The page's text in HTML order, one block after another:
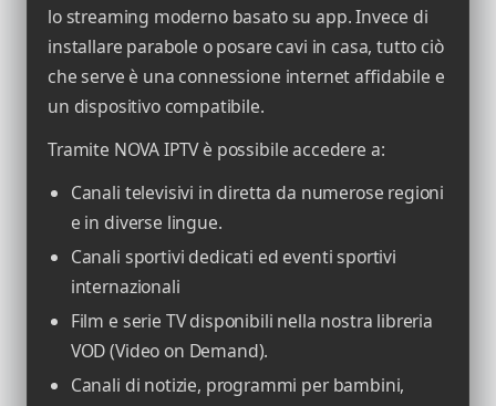
lo streaming moderno basato su app. Invece di
installare parabole o posare cavi in casa, tutto ciò
che serve è una connessione internet affidabile e
un dispositivo compatibile.
Tramite NOVA IPTV è possibile accedere a:
Canali televisivi in diretta da numerose regioni
e in diverse lingue.
Canali sportivi dedicati ed eventi sportivi
internazionali
Film e serie TV disponibili nella nostra libreria
VOD (Video on Demand).
Canali di notizie, programmi per bambini,